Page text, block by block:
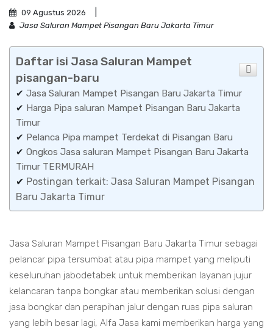
09 Agustus 2026
Jasa Saluran Mampet Pisangan Baru Jakarta Timur
Daftar isi Jasa Saluran Mampet
pisangan-baru
✔ Jasa Saluran Mampet Pisangan Baru Jakarta Timur
✔ Harga Pipa saluran Mampet Pisangan Baru Jakarta
Timur
✔ Pelanca Pipa mampet Terdekat di Pisangan Baru
✔ Ongkos Jasa saluran Mampet Pisangan Baru Jakarta
Timur TERMURAH
✔ Postingan terkait: Jasa Saluran Mampet Pisangan
Baru Jakarta Timur
Jasa Saluran Mampet Pisangan Baru Jakarta Timur sebagai
pelancar pipa tersumbat atau pipa mampet yang meliputi
keseluruhan jabodetabek untuk memberikan layanan jujur
kelancaran tanpa bongkar atau memberikan solusi dengan
jasa bongkar dan perapihan jalur dengan ruas pipa saluran
yang lebih besar lagi, Alfa Jasa kami memberikan harga yang